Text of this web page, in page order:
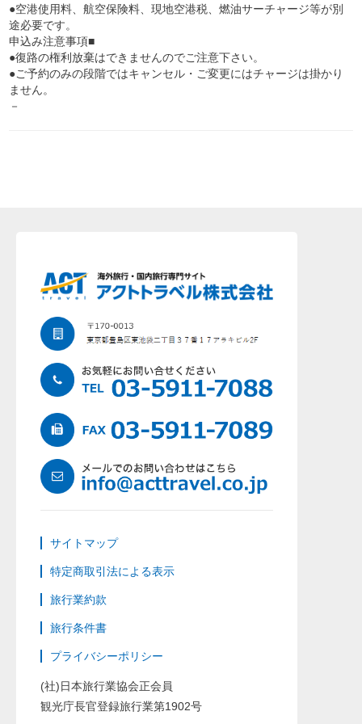
●空港使用料、航空保険料、現地空港税、燃油サーチャージ等が別
途必要です。
申込み注意事項■
●復路の権利放棄はできませんのでご注意下さい。
●ご予約のみの段階ではキャンセル・ご変更にはチャージは掛かり
ません。
－
サイトマップ
特定商取引法による表示
旅行業約款
旅行条件書
プライバシーポリシー
(社)日本旅行業協会正会員
観光庁長官登録旅行業第1902号